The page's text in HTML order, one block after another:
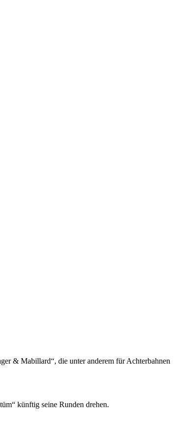
& Mabillard“, die unter anderem für Achterbahnen
künftig seine Runden drehen.